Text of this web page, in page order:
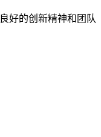
好的创新精神和团队